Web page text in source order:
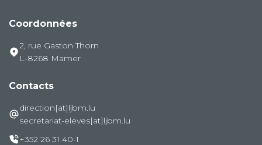
Coordonnées
2, rue Gaston Thorn
L-8268 Mamer
Contacts
direction[at]ljbm.lu
secretariat-eleves[at]ljbm.lu
+352 26 31 40-1